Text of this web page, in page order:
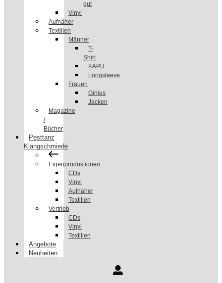
gut
Vinyl
Aufnäher
Textilien
Männer
T-
Shirt
KAPU
Longsleeve
Frauen
Girlies
Jacken
Magazine
/
Bücher
Pesttanz
Klangschmiede
Eigenproduktionen
CDs
Vinyl
Aufnäher
Textilien
Vertrieb
CDs
Vinyl
Textilien
Angebote
Neuheiten